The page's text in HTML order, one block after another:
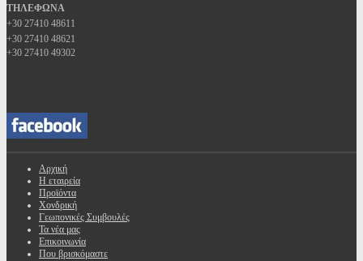
ΤΗΛΕΦΩΝΑ
+30 27410 48611
+30 27410 48621
+30 27410 49302
Αρχική
Η εταιρεία
Προϊόντα
Χονδρική
Γεωπονικές Συμβουλές
Τα νέα μας
Επικοινωνία
Που βρισκόμαστε